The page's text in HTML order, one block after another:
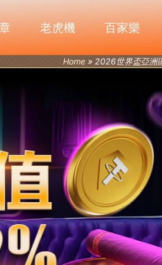
老虎機 百家樂
Home » 2026世界盃亞洲